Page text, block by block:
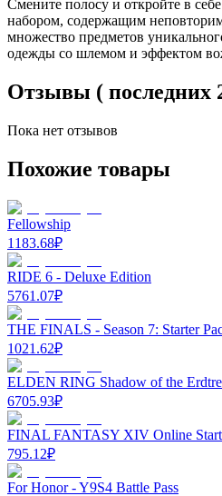
Смените полосу и откройте в
набором, содержащим
множество предметов
одежды со шлемом и эффектом
Отзывы ( последних
Пока нет отзывов
Похожие товары
Fellowship
1183.68₽
RIDE 6 - Deluxe Edition
5761.07₽
THE FINALS - Season 7: Starter
1021.62₽
ELDEN RING Shadow of the
6705.93₽
FINAL FANTASY XIV Online
795.12₽
For Honor - Y9S4 Battle Pass